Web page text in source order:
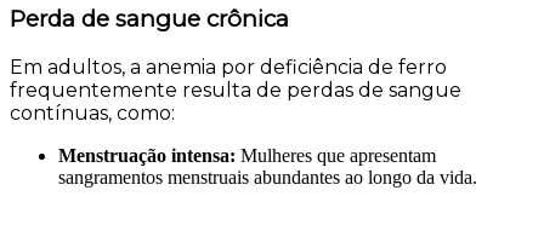
Perda de sangue crônica
Em adultos, a anemia por deficiência de ferro
frequentemente resulta de perdas de sangue
contínuas, como:
Menstruação intensa: Mulheres que apresentam
sangramentos menstruais abundantes ao longo da vida.